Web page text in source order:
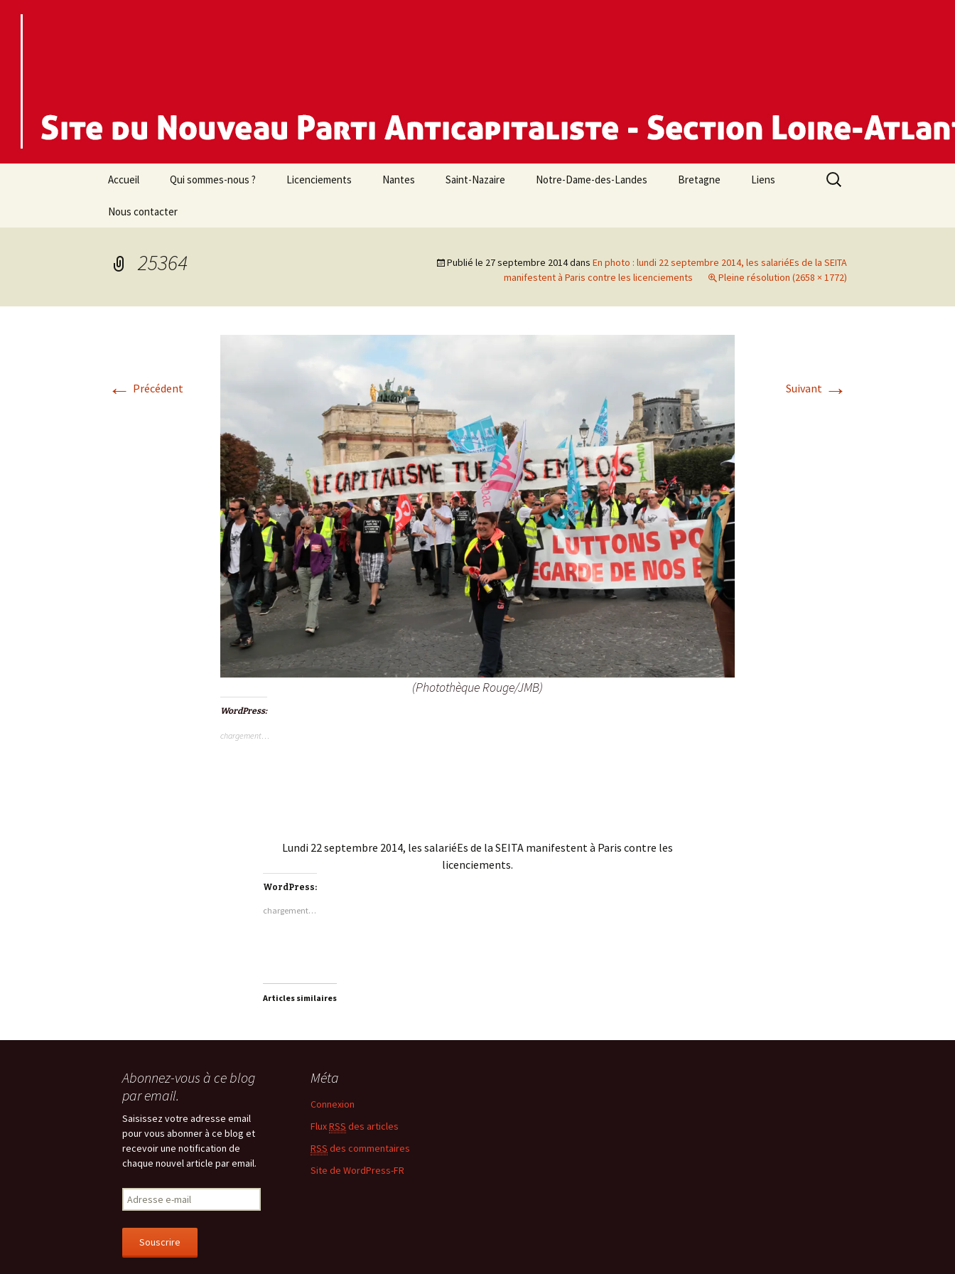
contenu
Accueil Qui sommes-nous ? Licenciements Nantes Saint-Nazaire Notre-Dame-des-Landes Bretagne Liens
Nous contacter
Rechercher :
25364 Publié le 27 septembre 2014dans En photo : lundi 22 septembre 2014, les salariéEs de la SEITA
manifestent à Paris contre les licenciements
Pleine résolution (2658 × 1772)
← Précédent Suivant →
(Photothèque Rouge/JMB)
WordPress:
chargement…
Lundi 22 septembre 2014, les salariéEs de la SEITA manifestent à Paris contre les
licenciements.
WordPress:
chargement…
Articles similaires
Abonnez-vous à ce blog
par email.
Saisissez votre adresse email
pour vous abonner à ce blog et
recevoir une notification de
chaque nouvel article par email.
Adresse
e-
Souscrire
Méta
Connexion
FluxRSS des articles
RSS des commentaires
Site de WordPress-FR